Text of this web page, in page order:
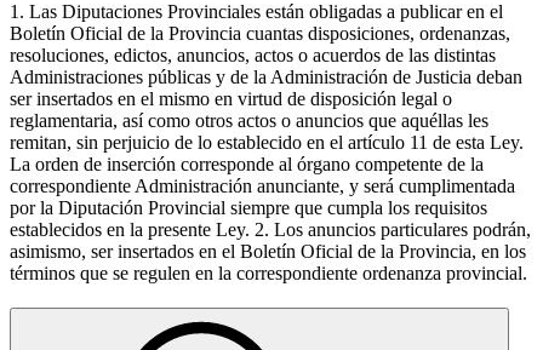
1. Las Diputaciones Provinciales están obligadas a publicar en el
Boletín Oficial de la Provincia cuantas disposiciones, ordenanzas,
resoluciones, edictos, anuncios, actos o acuerdos de las distintas
Administraciones públicas y de la Administración de Justicia deban
ser insertados en el mismo en virtud de disposición legal o
reglamentaria, así como otros actos o anuncios que aquéllas les
remitan, sin perjuicio de lo establecido en el artículo 11 de esta Ley.
La orden de inserción corresponde al órgano competente de la
correspondiente Administración anunciante, y será cumplimentada
por la Diputación Provincial siempre que cumpla los requisitos
establecidos en la presente Ley. 2. Los anuncios particulares podrán,
asimismo, ser insertados en el Boletín Oficial de la Provincia, en los
términos que se regulen en la correspondiente ordenanza provincial.